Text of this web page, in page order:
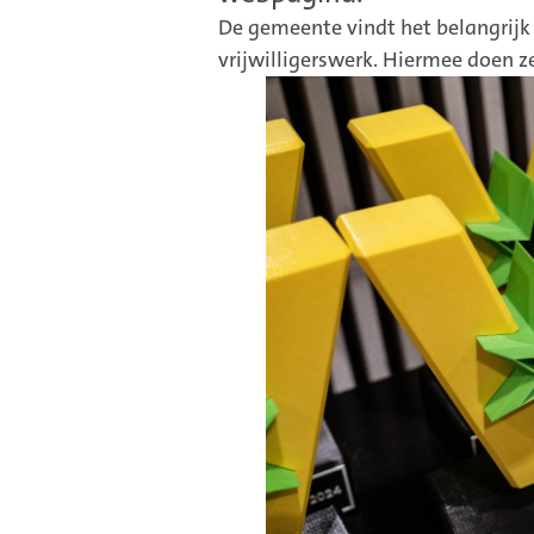
De gemeente vindt het
vrijwilligerswerk. Hiermee doen